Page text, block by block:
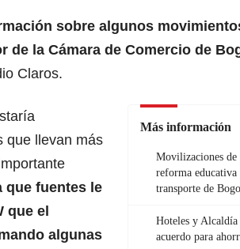
sobre algunos
de la Cámara de Comercio de
Claros.
Más información
Movilizaciones de
reforma educativa
transporte de
Hoteles y
acuerdo para
que llevan más
que fuentes le
que el
algunas